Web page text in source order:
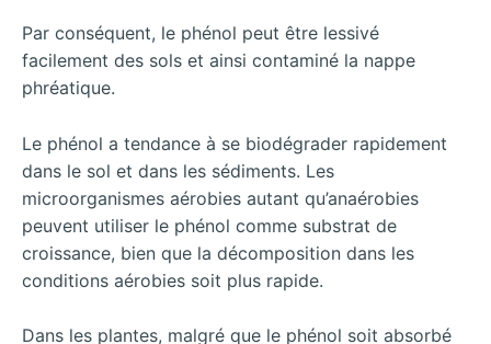
Par conséquent, le phénol peut être lessivé
facilement des sols et ainsi contaminé la nappe
phréatique.
Le phénol a tendance à se biodégrader rapidement
dans le sol et dans les sédiments. Les
microorganismes aérobies autant qu’anaérobies
peuvent utiliser le phénol comme substrat de
croissance, bien que la décomposition dans les
conditions aérobies soit plus rapide.
Dans les plantes, malgré que le phénol soit absorbé